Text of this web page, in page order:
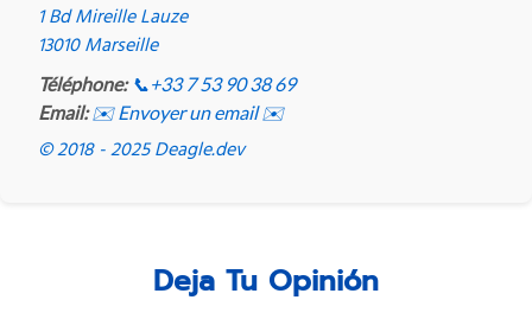
1 Bd Mireille Lauze
13010 Marseille
Téléphone: 📞 +33 7 53 90 38 69
Email: ✉️ Envoyer un email ✉️
© 2018 - 2025 Deagle.dev
Deja Tu Opinión